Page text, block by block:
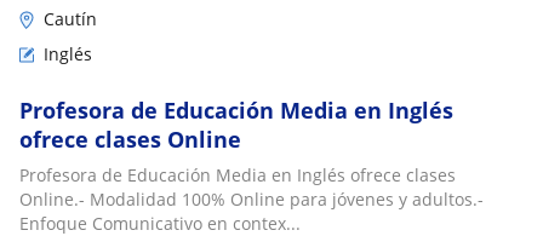
Cautín
Inglés
Profesora de Educación Media en Inglés
ofrece clases Online
Profesora de Educación Media en Inglés ofrece clases
Online.- Modalidad 100% Online para jóvenes y adultos.-
Enfoque Comunicativo en contex...